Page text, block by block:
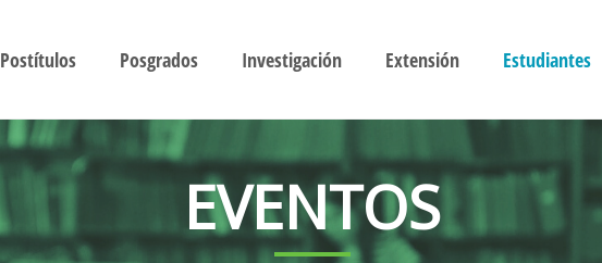
Postítulos Posgrados Investigación Extensión Estudiantes
EVENTOS